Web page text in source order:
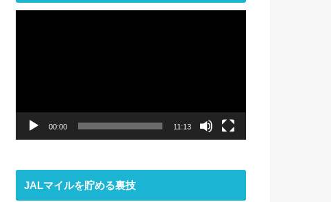
00:00 11:13
JALマイルを貯める裏技